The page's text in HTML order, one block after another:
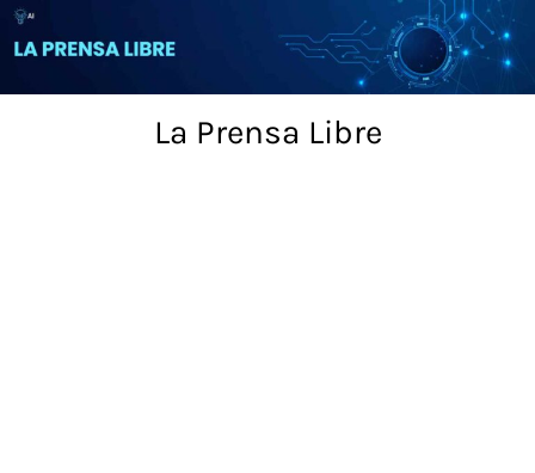
Skip
to
La Prensa Libre